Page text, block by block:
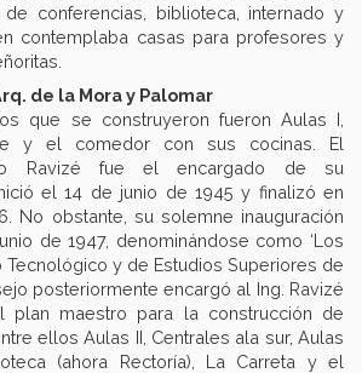
de conferencias, biblioteca, internado y
contemplaba casas para profesores y
de la Mora y Palomar
que se construyeron fueron Aulas I,
y el comedor con sus cocinas. El
Ravizé fue el encargado de su
el 14 de junio de 1945 y finalizó en
No obstante, su solemne inauguración
de 1947, denominándose como ‘Los
Tecnológico y de Estudios Superiores de
posteriormente encargó al Ing. Ravizé
plan maestro para la construcción de
ellos Aulas II, Centrales ala sur, Aulas
(ahora Rectoría), La Carreta y el